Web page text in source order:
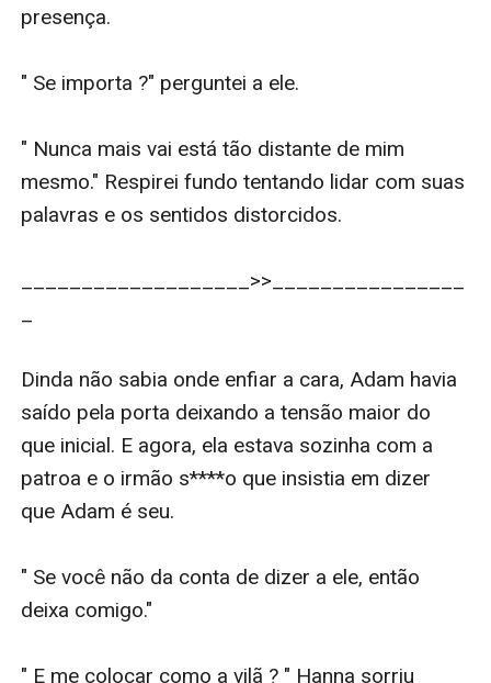
presença.
" Se importa ?" perguntei a ele.
" Nunca mais vai está tão distante de mim
mesmo." Respirei fundo tentando lidar com suas
palavras e os sentidos distorcidos.
___________________>>________________
Dinda não sabia onde enfiar a cara, Adam havia
saído pela porta deixando a tensão maior do
que inicial. E agora, ela estava sozinha com a
patroa e o irmão s****o que insistia em dizer
que Adam é seu.
" Se você não da conta de dizer a ele, então
deixa comigo."
" E me colocar como a vilã ? " Hanna sorriu